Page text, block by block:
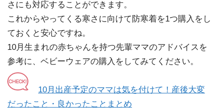
さにも対応することができます。
これからやってくる寒さに向けて防寒着を1つ購入をし
ておくと安心ですね。
10月生まれの赤ちゃんを持つ先輩ママのアドバイスを
参考に、ベビーウェアの購入をしてみてください。
10月出産予定のママは気を付けて！産後大変
だったこと・良かったことまとめ